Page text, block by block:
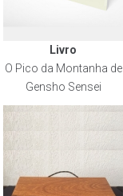
Livro
O Pico da Montanha de
Gensho Sensei